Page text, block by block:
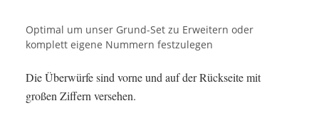
Optimal um unser Grund-Set zu Erweitern oder
komplett eigene Nummern festzulegen
Die Überwürfe sind vorne und auf der Rückseite mit
großen Ziffern versehen.